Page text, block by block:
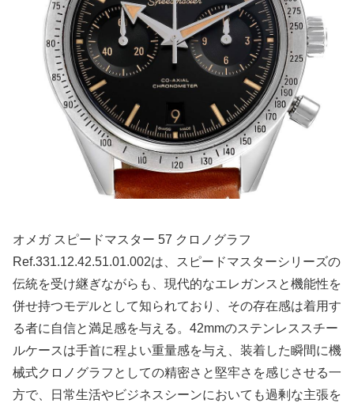
オメガ スピードマスター 57 クロノグラフ
Ref.331.12.42.51.01.002は、スピードマスターシリーズの
伝統を受け継ぎながらも、現代的なエレガンスと機能性を
併せ持つモデルとして知られており、その存在感は着用す
る者に自信と満足感を与える。42mmのステンレススチー
ルケースは手首に程よい重量感を与え、装着した瞬間に機
械式クロノグラフとしての精密さと堅牢さを感じさせる一
方で、日常生活やビジネスシーンにおいても過剰な主張を